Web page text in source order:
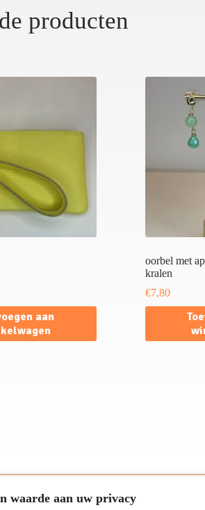
waarde aan uw privacy
producten
aan
oorbel met
kralen
€7,80
Home